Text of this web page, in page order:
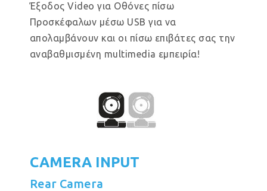
Έξοδος Video για Οθόνες πίσω
Προσκέφαλων μέσω USB για να
απολαμβάνουν και οι πίσω επιβάτες σας την
αναβαθμισμένη multimedia εμπειρία!
CAMERA INPUT
Rear Camera